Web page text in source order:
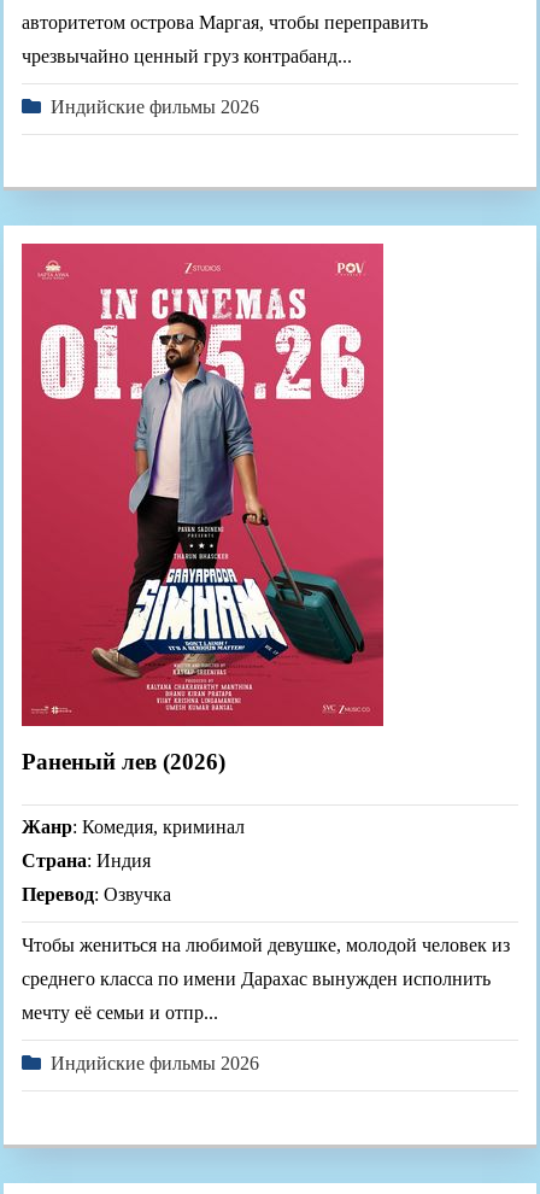
авторитетом острова Маргая, чтобы переправить
чрезвычайно ценный груз контрабанд...
Индийские фильмы 2026
Раненый лев (2026)
Жанр: Комедия, криминал
Страна: Индия
Перевод: Озвучка
Чтобы жениться на любимой девушке, молодой человек из
среднего класса по имени Дарахас вынужден исполнить
мечту её семьи и отпр...
Индийские фильмы 2026